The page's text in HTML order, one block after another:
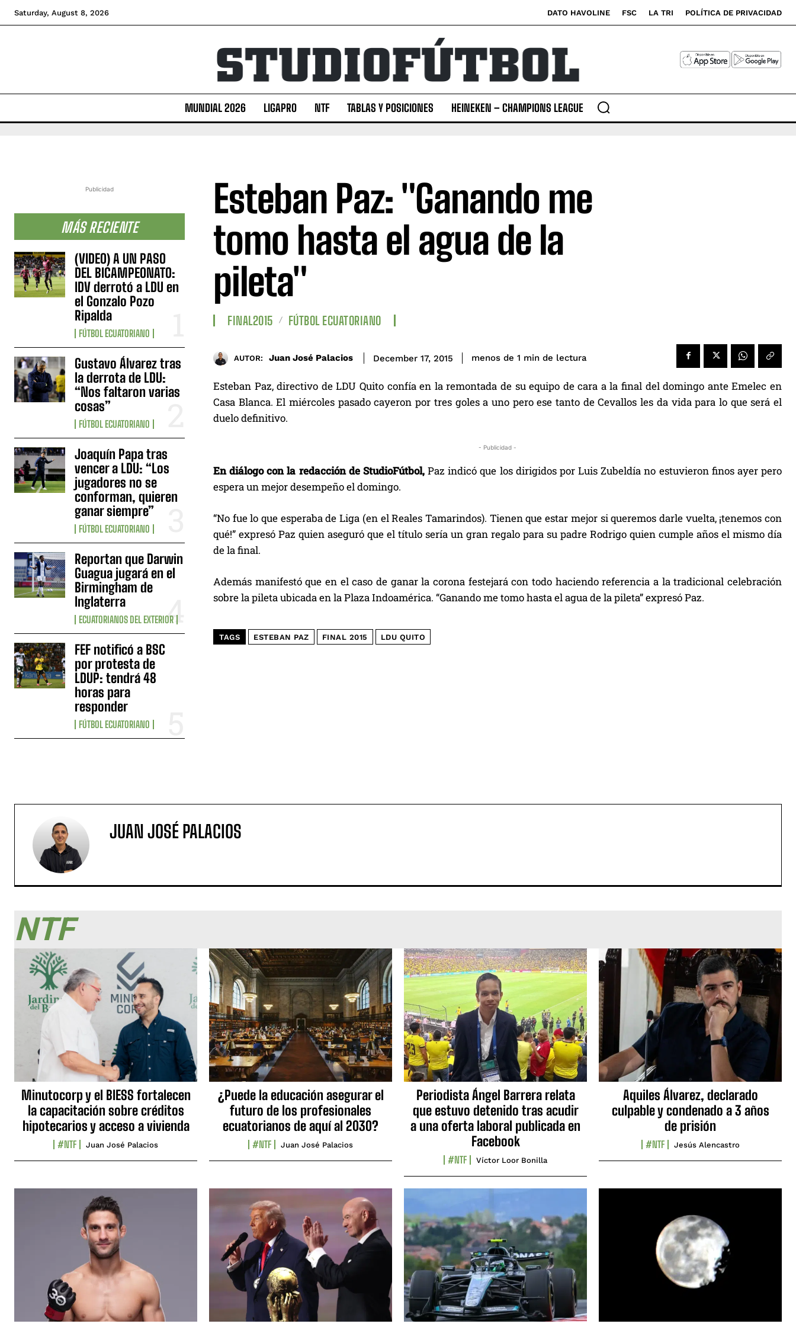
Saturday, August 8, 2026 DATO HAVOLINE FSC LA TRI POLÍTICA DE PRIVACIDAD
MUNDIAL 2026 LIGAPRO NTF TABLAS Y POSICIONES HEINEKEN – CHAMPIONS LEAGUE
Publicidad
MÁS RECIENTE
(VIDEO) A UN PASO
DEL BICAMPEONATO:
IDV derrotó a LDU en
el Gonzalo Pozo
Ripalda
FÚTBOL ECUATORIANO
Gustavo Álvarez tras
la derrota de LDU:
“Nos faltaron varias
cosas”
FÚTBOL ECUATORIANO
Joaquín Papa tras
vencer a LDU: “Los
jugadores no se
conforman, quieren
ganar siempre”
FÚTBOL ECUATORIANO
Reportan que Darwin
Guagua jugará en el
Birmingham de
Inglaterra
ECUATORIANOS DEL EXTERIOR
FEF notificó a BSC
por protesta de
LDUP: tendrá 48
horas para
responder
FÚTBOL ECUATORIANO
Esteban Paz: "Ganando me
tomo hasta el agua de la
pileta"
FINAL2015 FÚTBOL ECUATORIANO
AUTOR: Juan José Palacios December 17, 2015 menos de 1 min de lectura
Esteban Paz, directivo de LDU Quito confía en la remontada de su equipo de cara a la final del domingo ante Emelec en
Casa Blanca. El miércoles pasado cayeron por tres goles a uno pero ese tanto de Cevallos les da vida para lo que será el
duelo definitivo.
- Publicidad -
En diálogo con la redacción de StudioFútbol,Paz indicó que los dirigidos por Luis Zubeldía no estuvieron finos ayer pero
espera un mejor desempeño el domingo.
“No fue lo que esperaba de Liga (en el Reales Tamarindos). Tienen que estar mejor si queremos darle vuelta, ¡tenemos con
qué!” expresó Paz quien aseguró que el título sería un gran regalo para su padre Rodrigo quien cumple años el mismo día
de la final.
Además manifestó que en el caso de ganar la corona festejará con todo haciendo referencia a la tradicional celebración
sobre la pileta ubicada en la Plaza Indoamérica. “Ganando me tomo hasta el agua de la pileta” expresó Paz.
TAGS ESTEBAN PAZ FINAL 2015 LDU QUITO
JUAN JOSÉ PALACIOS
NTF
Minutocorp y el BIESS fortalecen
la capacitación sobre créditos
hipotecarios y acceso a vivienda
#NTF Juan José Palacios
¿Puede la educación asegurar el
futuro de los profesionales
ecuatorianos de aquí al 2030?
#NTF Juan José Palacios
Periodista Ángel Barrera relata
que estuvo detenido tras acudir
a una oferta laboral publicada en
Facebook
#NTF Víctor Loor Bonilla
Aquiles Álvarez, declarado
culpable y condenado a 3 años
de prisión
#NTF Jesús Alencastro